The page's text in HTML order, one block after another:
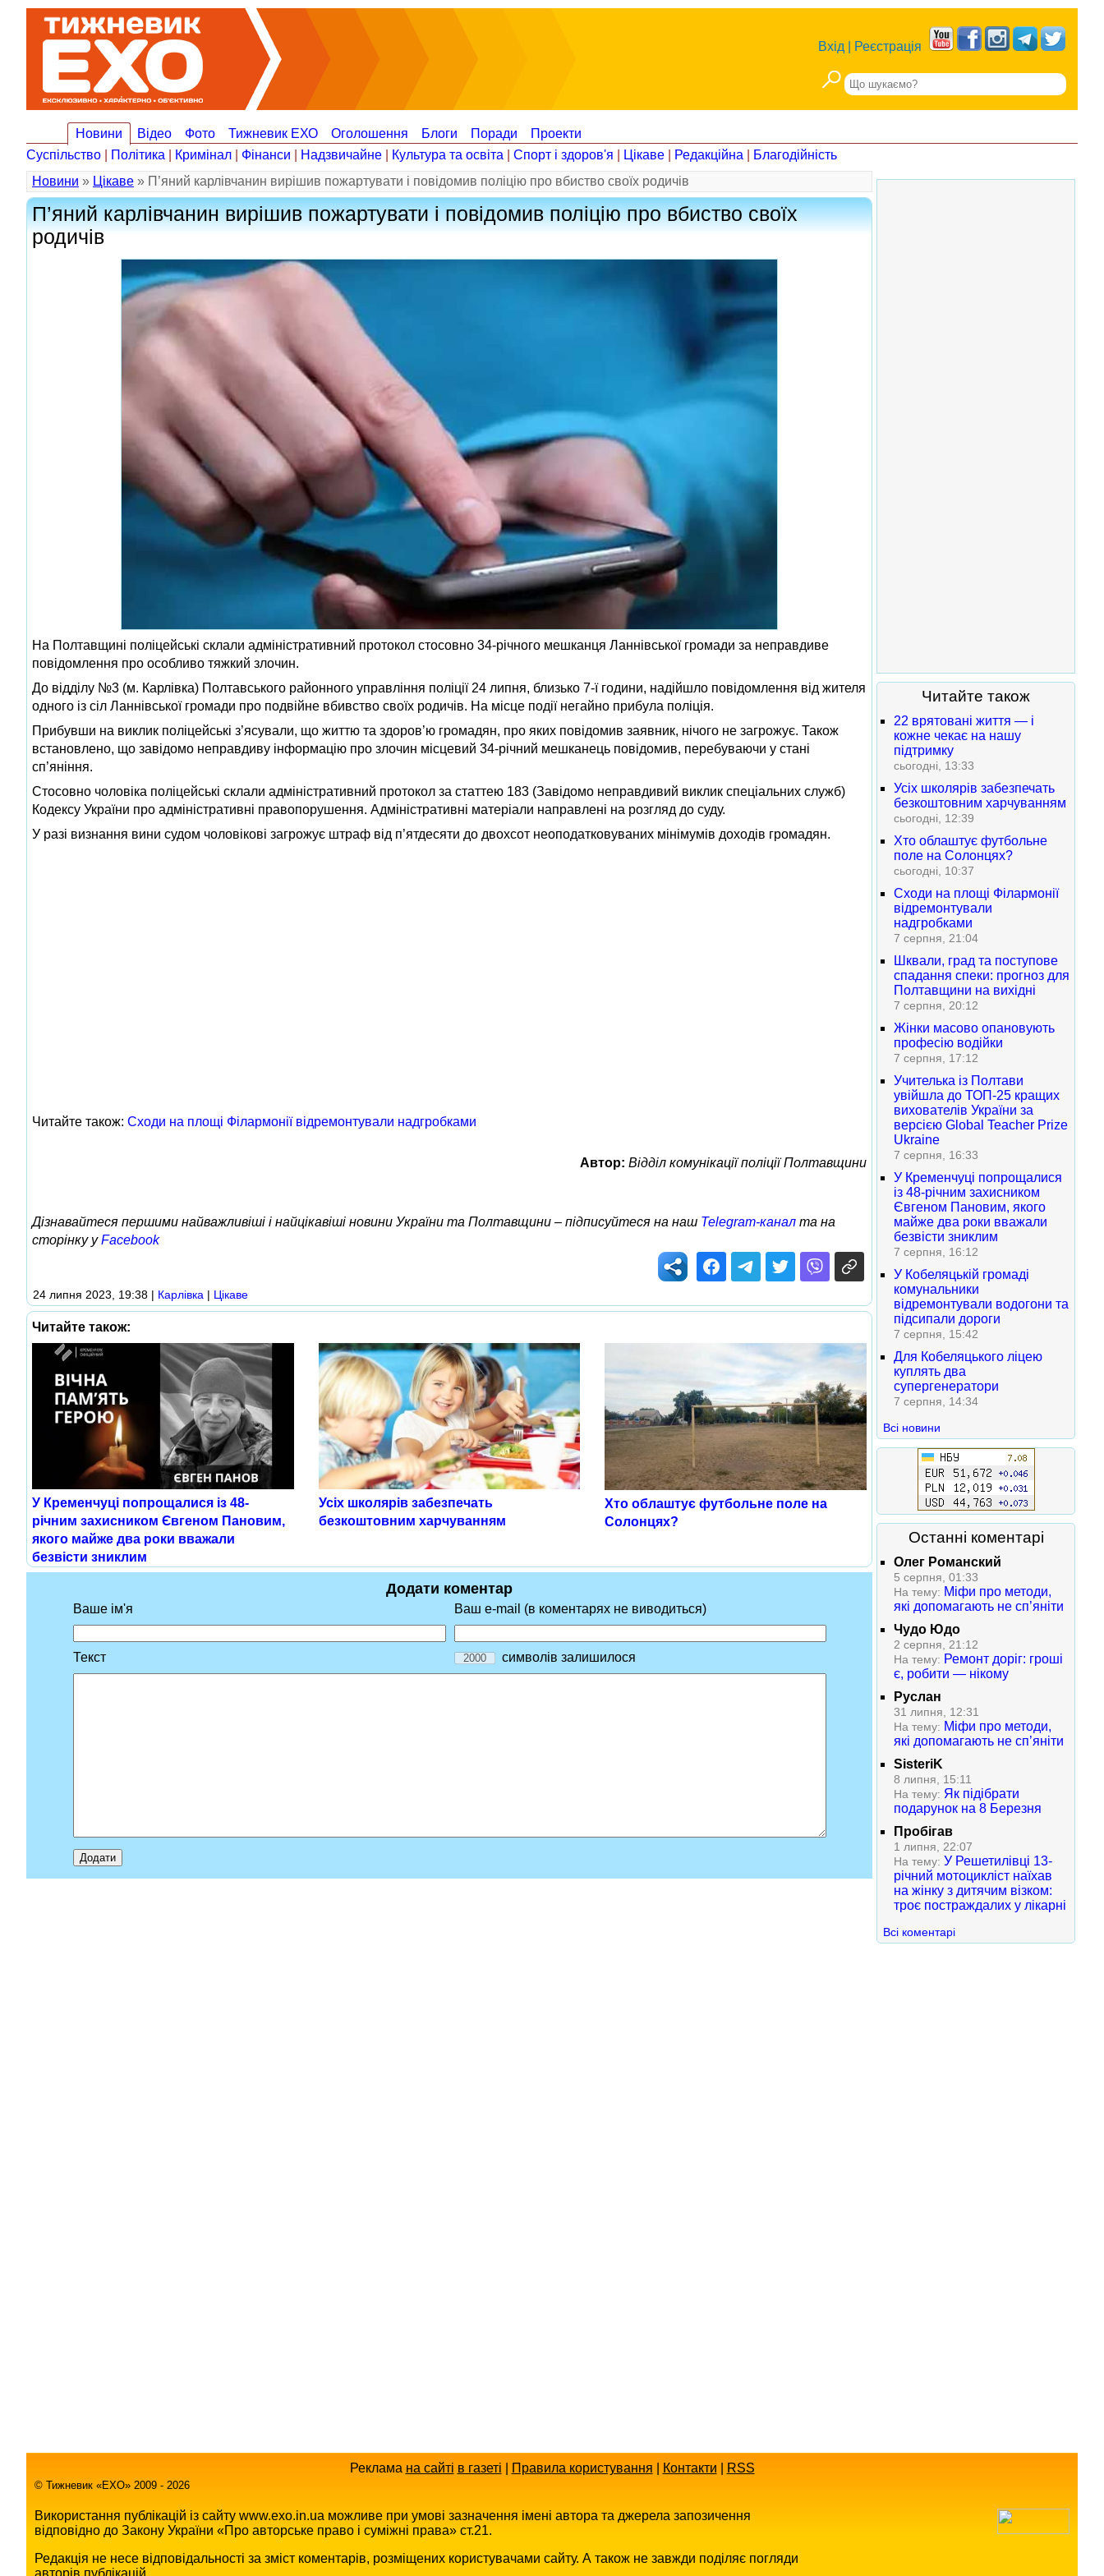
Вхід Реєстрація
Новини Відео Фото Тижневик ЕХО Оголошення Блоги Поради
Проекти
Суспільство
Політика Кримінал Фінанси Надзвичайне Культура та освіта Спорт і здоров'я Цікаве Редакційна
Благодійність
Новини » Цікаве » П’яний карлівчанин вирішив пожартувати і повідомив поліцію про вбиство своїх родичів
П’яний карлівчанин вирішив пожартувати і повідомив поліцію про вбиство своїх
родичів
На Полтавщині поліцейські склали адміністративний протокол стосовно 34-річного мешканця Ланнівської громади за неправдиве
повідомлення про особливо тяжкий злочин.
До відділу №3 (м. Карлівка) Полтавського районного управління поліції 24 липня, близько 7-ї години, надійшло повідомлення від жителя
одного із сіл Ланнівської громади про подвійне вбивство своїх родичів. На місце події негайно прибула поліція.
Прибувши на виклик поліцейські з’ясували, що життю та здоров’ю громадян, про яких повідомив заявник, нічого не загрожує. Також
встановлено, що завідомо неправдиву інформацію про злочин місцевий 34-річний мешканець повідомив, перебуваючи у стані
сп’яніння.
Стосовно чоловіка поліцейські склали адміністративний протокол за статтею 183 (Завідомо неправдивий виклик спеціальних служб)
Кодексу України про адміністративні правопорушення. Адміністративні матеріали направлені на розгляд до суду.
У разі визнання вини судом чоловікові загрожує штраф від п’ятдесяти до двохсот неоподатковуваних мінімумів доходів громадян.
Читайте також: Сходи на площі Філармонії відремонтували надгробками
Автор: Відділ комунікації поліції Полтавщини
Дізнавайтеся першими найважливіші і найцікавіші новини України та Полтавщини – підписуйтеся на наш Telegram-канал та на
сторінку уFacebook
24 липня 2023, 19:38 | Карлівка | Цікаве
Читайте також:
У Кременчуці попрощалися із 48-
річним захисником Євгеном Пановим,
якого майже два роки вважали
безвісти зниклим
Усіх школярів забезпечать
безкоштовним харчуванням
Хто облаштує футбольне поле на
Солонцях?
Додати коментар
Ваше ім'я Ваш e-mail (в коментарях не виводиться)
Текст символів залишилося
Читайте також
22 врятовані життя — і
кожне чекає на нашу
підтримку
сьогодні, 13:33
Усіх школярів забезпечать
безкоштовним харчуванням
сьогодні, 12:39
Хто облаштує футбольне
поле на Солонцях?
сьогодні, 10:37
Сходи на площі Філармонії
відремонтували
надгробками
7 серпня, 21:04
Шквали, град та поступове
спадання спеки: прогноз для
Полтавщини на вихідні
7 серпня, 20:12
Жінки масово опановують
професію водійки
7 серпня, 17:12
Учителька із Полтави
увійшла до ТОП-25 кращих
вихователів України за
версією Global Teacher Prize
Ukraine
7 серпня, 16:33
У Кременчуці попрощалися
із 48-річним захисником
Євгеном Пановим, якого
майже два роки вважали
безвісти зниклим
7 серпня, 16:12
У Кобеляцькій громаді
комунальники
відремонтували водогони та
підсипали дороги
7 серпня, 15:42
Для Кобеляцького ліцею
куплять два
супергенератори
7 серпня, 14:34
Всі новини
Останні коментарі
Олег Романский
5 серпня, 01:33
На тему: Міфи про методи,
які допомагають не сп’яніти
Чудо Юдо
2 серпня, 21:12
На тему: Ремонт доріг: гроші
є, робити — нікому
Руслан
31 липня, 12:31
На тему: Міфи про методи,
які допомагають не сп’яніти
SisteriK
8 липня, 15:11
На тему: Як підібрати
подарунок на 8 Березня
Пробігав
1 липня, 22:07
На тему: У Решетилівці 13-
річний мотоцикліст наїхав
на жінку з дитячим візком:
троє постраждалих у лікарні
Всі коментарі
Реклама на сайті в газеті Правила користування Контакти RSS
© Тижневик «EХO» 2009 - 2026
Використання публікацій із сайту www.exo.in.ua можливе при умові зазначення імені автора та джерела запозичення
відповідно до Закону України «Про авторське право і суміжні права» ст.21.
Редакція не несе відповідальності за зміст коментарів, розміщених користувачами сайту. А також не завжди поділяє погляди
авторів публікацій.